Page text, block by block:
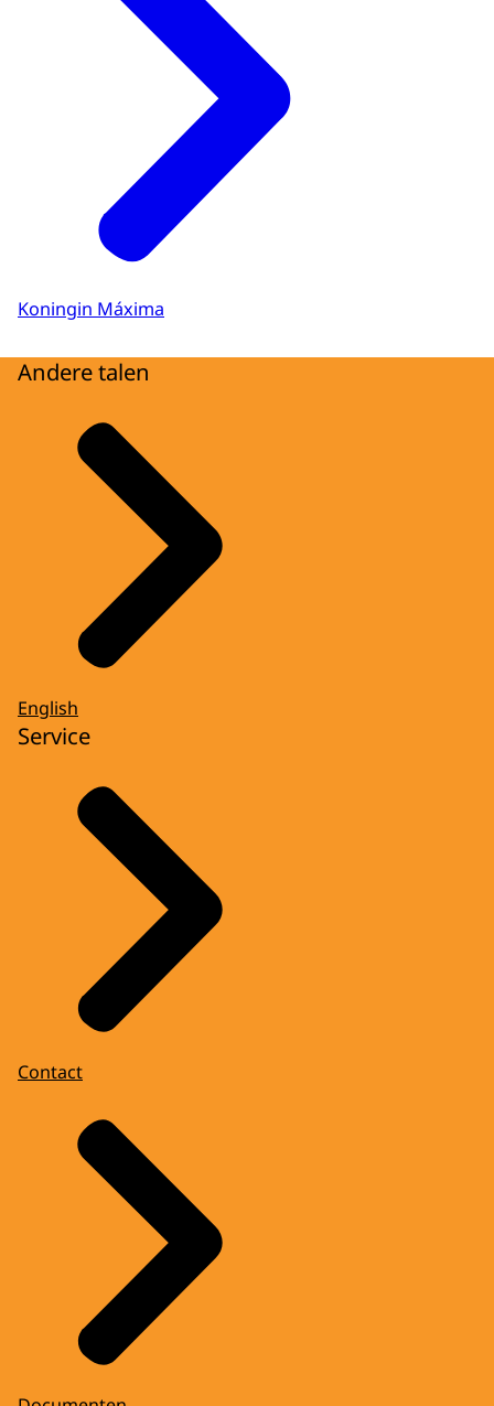
Koningin Máxima
Andere talen
English
Service
Contact